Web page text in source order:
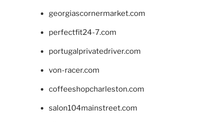
georgiascornermarket.com
perfectfit24-7.com
portugalprivatedriver.com
von-racer.com
coffeeshopcharleston.com
salon104mainstreet.com